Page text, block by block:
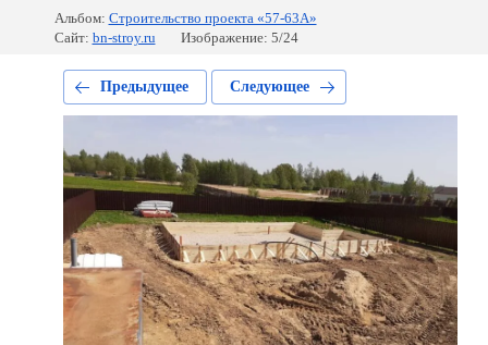
Альбом: Строительство проекта «57-63А»
Сайт: bn-stroy.ru Изображение: 5/24
Предыдущее Следующее